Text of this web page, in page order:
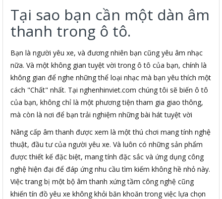
Tại sao bạn cần một dàn âm
thanh trong ô tô.
Bạn là người yêu xe, và đương nhiên bạn cũng yêu âm nhạc
nữa. Và một không gian tuyệt vời trong ô tô của bạn, chính là
không gian để nghe những thể loại nhạc mà bạn yêu thích một
cách "Chất" nhất. Tại nghenhinviet.com chúng tôi sẽ biến ô tô
của bạn, không chỉ là một phương tiện tham gia giao thông,
mà còn là nơi để bạn trải nghiệm những bài hát tuyệt vời
Nâng cấp âm thanh được xem là một thú chơi mang tính nghệ
thuật, đầu tư của người yêu xe. Và luôn có những sản phẩm
được thiết kế đặc biệt, mang tính đặc sắc và ứng dụng công
nghệ hiện đại để đáp ứng nhu cầu tìm kiếm không hề nhỏ này.
Việc trang bị một bộ âm thanh xứng tầm công nghệ cũng
khiến tín đồ yêu xe không khỏi băn khoăn trong việc lựa chọn